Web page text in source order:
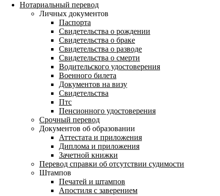
Нотариальный перевод
Личных документов
Паспорта
Свидетельства о рождении
Свидетельства о браке
Свидетельства о разводе
Свидетельства о смерти
Водительского удостоверения
Военного билета
Документов на визу
Свидетельства
Птс
Пенсионного удостоверения
Срочный перевод
Документов об образовании
Аттестата и приложения
Диплома и приложения
Зачетной книжки
Перевод справки об отсутствии судимости
Штампов
Печатей и штампов
Апостиля с заверением